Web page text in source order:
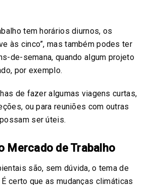
tem horários diurnos, os
às cinco”, mas também podes ter
de-semana, quando algum projeto
por exemplo.
de fazer algumas viagens curtas,
ou para reuniões com outras
ser úteis.
Mercado de Trabalho
são, sem dúvida, o tema de
certo que as mudanças climáticas